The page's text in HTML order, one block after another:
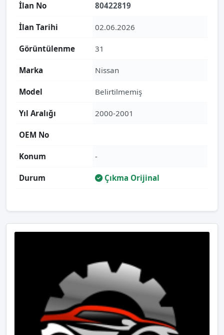
İlan No 80422819
İlan Tarihi 02.06.2026
Görüntülenme 31
Marka Nissan
Model Belirtilmemiş
Yıl Aralığı 2000-2001
OEM No
Konum -
Durum Çıkma Orijinal